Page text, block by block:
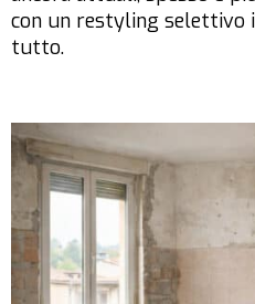
con un restyling selettivo
tutto.